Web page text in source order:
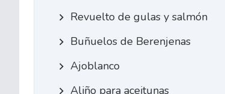
Revuelto de gulas y salmón
Buñuelos de Berenjenas
Ajoblanco
Aliño para aceitunas